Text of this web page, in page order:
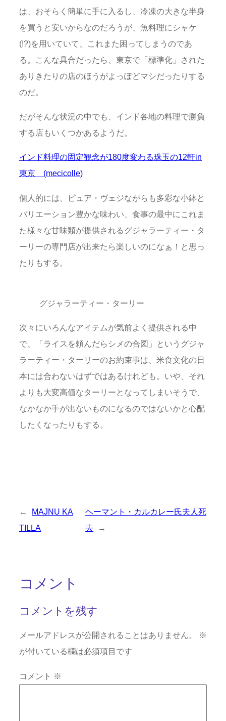
は、おそらく簡単に手に入るし、冷凍の大きな半身
を買うと安いからなのだろうが、魚料理にシャケ
(!?)を用いていて、これまた困ってしまうのであ
る。こんな具合だったら、東京で「標準化」された
ありきたりの店のほうがよっぽどマシだったりする
のだ。
だがそんな状況の中でも、インド各地の料理で勝負
する店もいくつかあるようだ。
インド料理の固定観念が180度変わる珠玉の12軒in
東京 (mecicolle)
個人的には、ピュア・ヴェジながらも多彩な小鉢と
バリエーション豊かな味わい、食事の最中にこれま
た様々な甘味類が提供されるグジャラーティー・タ
ーリーの専門店が出来たら楽しいのになぁ！と思っ
たりもする。
グジャラーティー・ターリー
次々にいろんなアイテムが気前よく提供される中
で、「ライスを頼んだらシメの合図」というグジャ
ラーティー・ターリーのお約束事は、米食文化の日
本には合わないはずではあるけれども。いや、それ
よりも大変高価なターリーとなってしまいそうで、
なかなか手が出ないものになるのではないかと心配
したくなったりもする。
←
MAJNU KA
TILLA
ヘーマント・カルカレー氏夫人死
去
→
コメント
コメントを残す
メールアドレスが公開されることはありません。
※
が付いている欄は必須項目です
コメント ※